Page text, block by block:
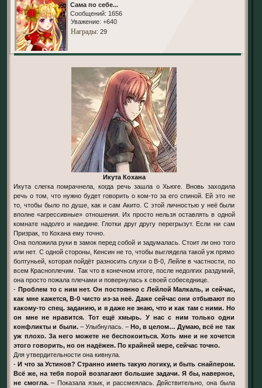
Сама по себе...
Сообщений: 1656
Уважение: +640
Награды: 29
Икута Кохана
Икута слегка помрачнела, когда речь зашла о Хьюге. Вновь заходила
речь о том, что нужно будет говорить о ком-то за его спиной. Ей это не
то, чтобы было по душе, как и сам Акито. С этой личностью у неё были
вполне «агрессивные» отношения. Их просто нельзя оставлять в одной
комнате надолго и наедине. Глотки друг другу перегрызут. Если ни сам
Призрак, то Кохана ему точно.
Она положила руки в замок перед собой и задумалась. Стоит ли оно того
или нет. С одной стороны, Кенсин не то, чтобы выглядела такой уж прямо
болтуньей, которая пойдёт разносить слухи о В-0, Лейле в частности, по
всем Красноплечим. Так что в конечном итоге, после недолгих раздумий,
она просто пожала плечами и повернулась к своей собеседнице.
- Проблем то с ним нет. Он постоянно с Лейлой Малкаль, и сейчас,
как мне кажется, В-0 чисто из-за неё. Даже сейчас они отбывают по
какому-то спец. заданию, и я даже не знаю, что и как там с ними. Но
он мне не нравится. Тот ещё хмырь. У нас с ним только одни
конфликты и были.– Улыбнулась. – Но, в целом… Думаю, всё не так
уж плохо. За него можете не беспокоиться. Хоть мне и не хочется
этого говорить, но он надёжен. По крайней мере, сейчас точно.
Для утвердительности она кивнула.
- И что за Устинов? Странно иметь такую логику, и быть снайпером.
Всё же, на тебя порой возлагают большие задачи. Я бы, наверное,
не смогла.– Показала язык, и рассмеялась. Действительно, она была